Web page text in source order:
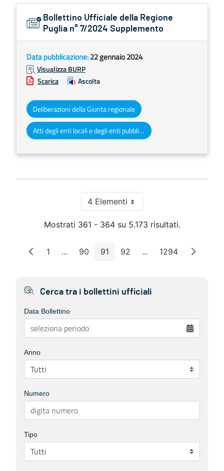
Bollettino Ufficiale della Regione
Puglia n° 7/2024 Supplemento
Data pubblicazione:22 gennaio 2024
Visualizza BURP
Scarica
Ascolta
Deliberazioni della Giunta regionale
Atti degli enti locali e degli enti pubblici e privati
4 ElementiPer pagina
Mostrati 361 - 364 su 5.173 risultati.
Pagina
1 ...Pagine intermedie
Pagina
90 Pagina
91 Pagina
92 ...Pagine intermedie
Pagina
1294
Cerca tra i bollettini ufficiali
Data Bollettino
Anno
Numero
Tipo